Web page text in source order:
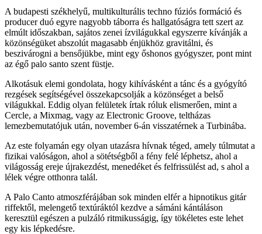
A budapesti székhelyű, multikulturális techno fúziós formáció és
producer duó egyre nagyobb táborra és hallgatóságra tett szert az
elmúlt időszakban, sajátos zenei ízvilágukkal egyszerre kívánják a
közönségüket abszolút magasabb énjükhöz gravitálni, és
beszivárogni a bensőjükbe, mint egy őshonos gyógyszer, pont mint
az égő palo santo szent füstje.
Alkotásuk elemi gondolata, hogy kihívásként a tánc és a gyógyító
rezgések segítségével összekapcsolják a közönséget a belső
világukkal. Eddig olyan felületek írtak róluk elismerően, mint a
Cercle, a Mixmag, vagy az Electronic Groove, teltházas
lemezbemutatójuk után, november 6-án visszatérnek a Turbinába.
Az este folyamán egy olyan utazásra hívnak téged, amely túlmutat a
fizikai valóságon, ahol a sötétségből a fény felé léphetsz, ahol a
világosság ereje újrakezdést, menedéket és felfrissülést ad, s ahol a
lélek végre otthonra talál.
A Palo Canto atmoszférájában sok minden elfér a hipnotikus gitár
riffektől, melengető textúráktól kezdve a sámáni kántáláson
keresztül egészen a pulzáló ritmikusságig, így tökéletes este lehet
egy kis lépkedésre.